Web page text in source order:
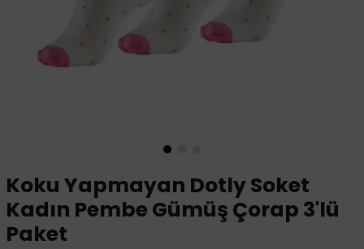
Koku Yapmayan Dotly Soket
Kadın Pembe Gümüş Çorap 3'lü
Paket